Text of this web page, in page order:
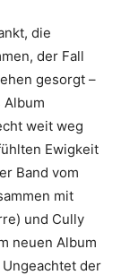
die
der Fall
gesorgt –
Album
weit weg
Ewigkeit
Band vom
mit
und Cully
neuen Album
Ungeachtet der